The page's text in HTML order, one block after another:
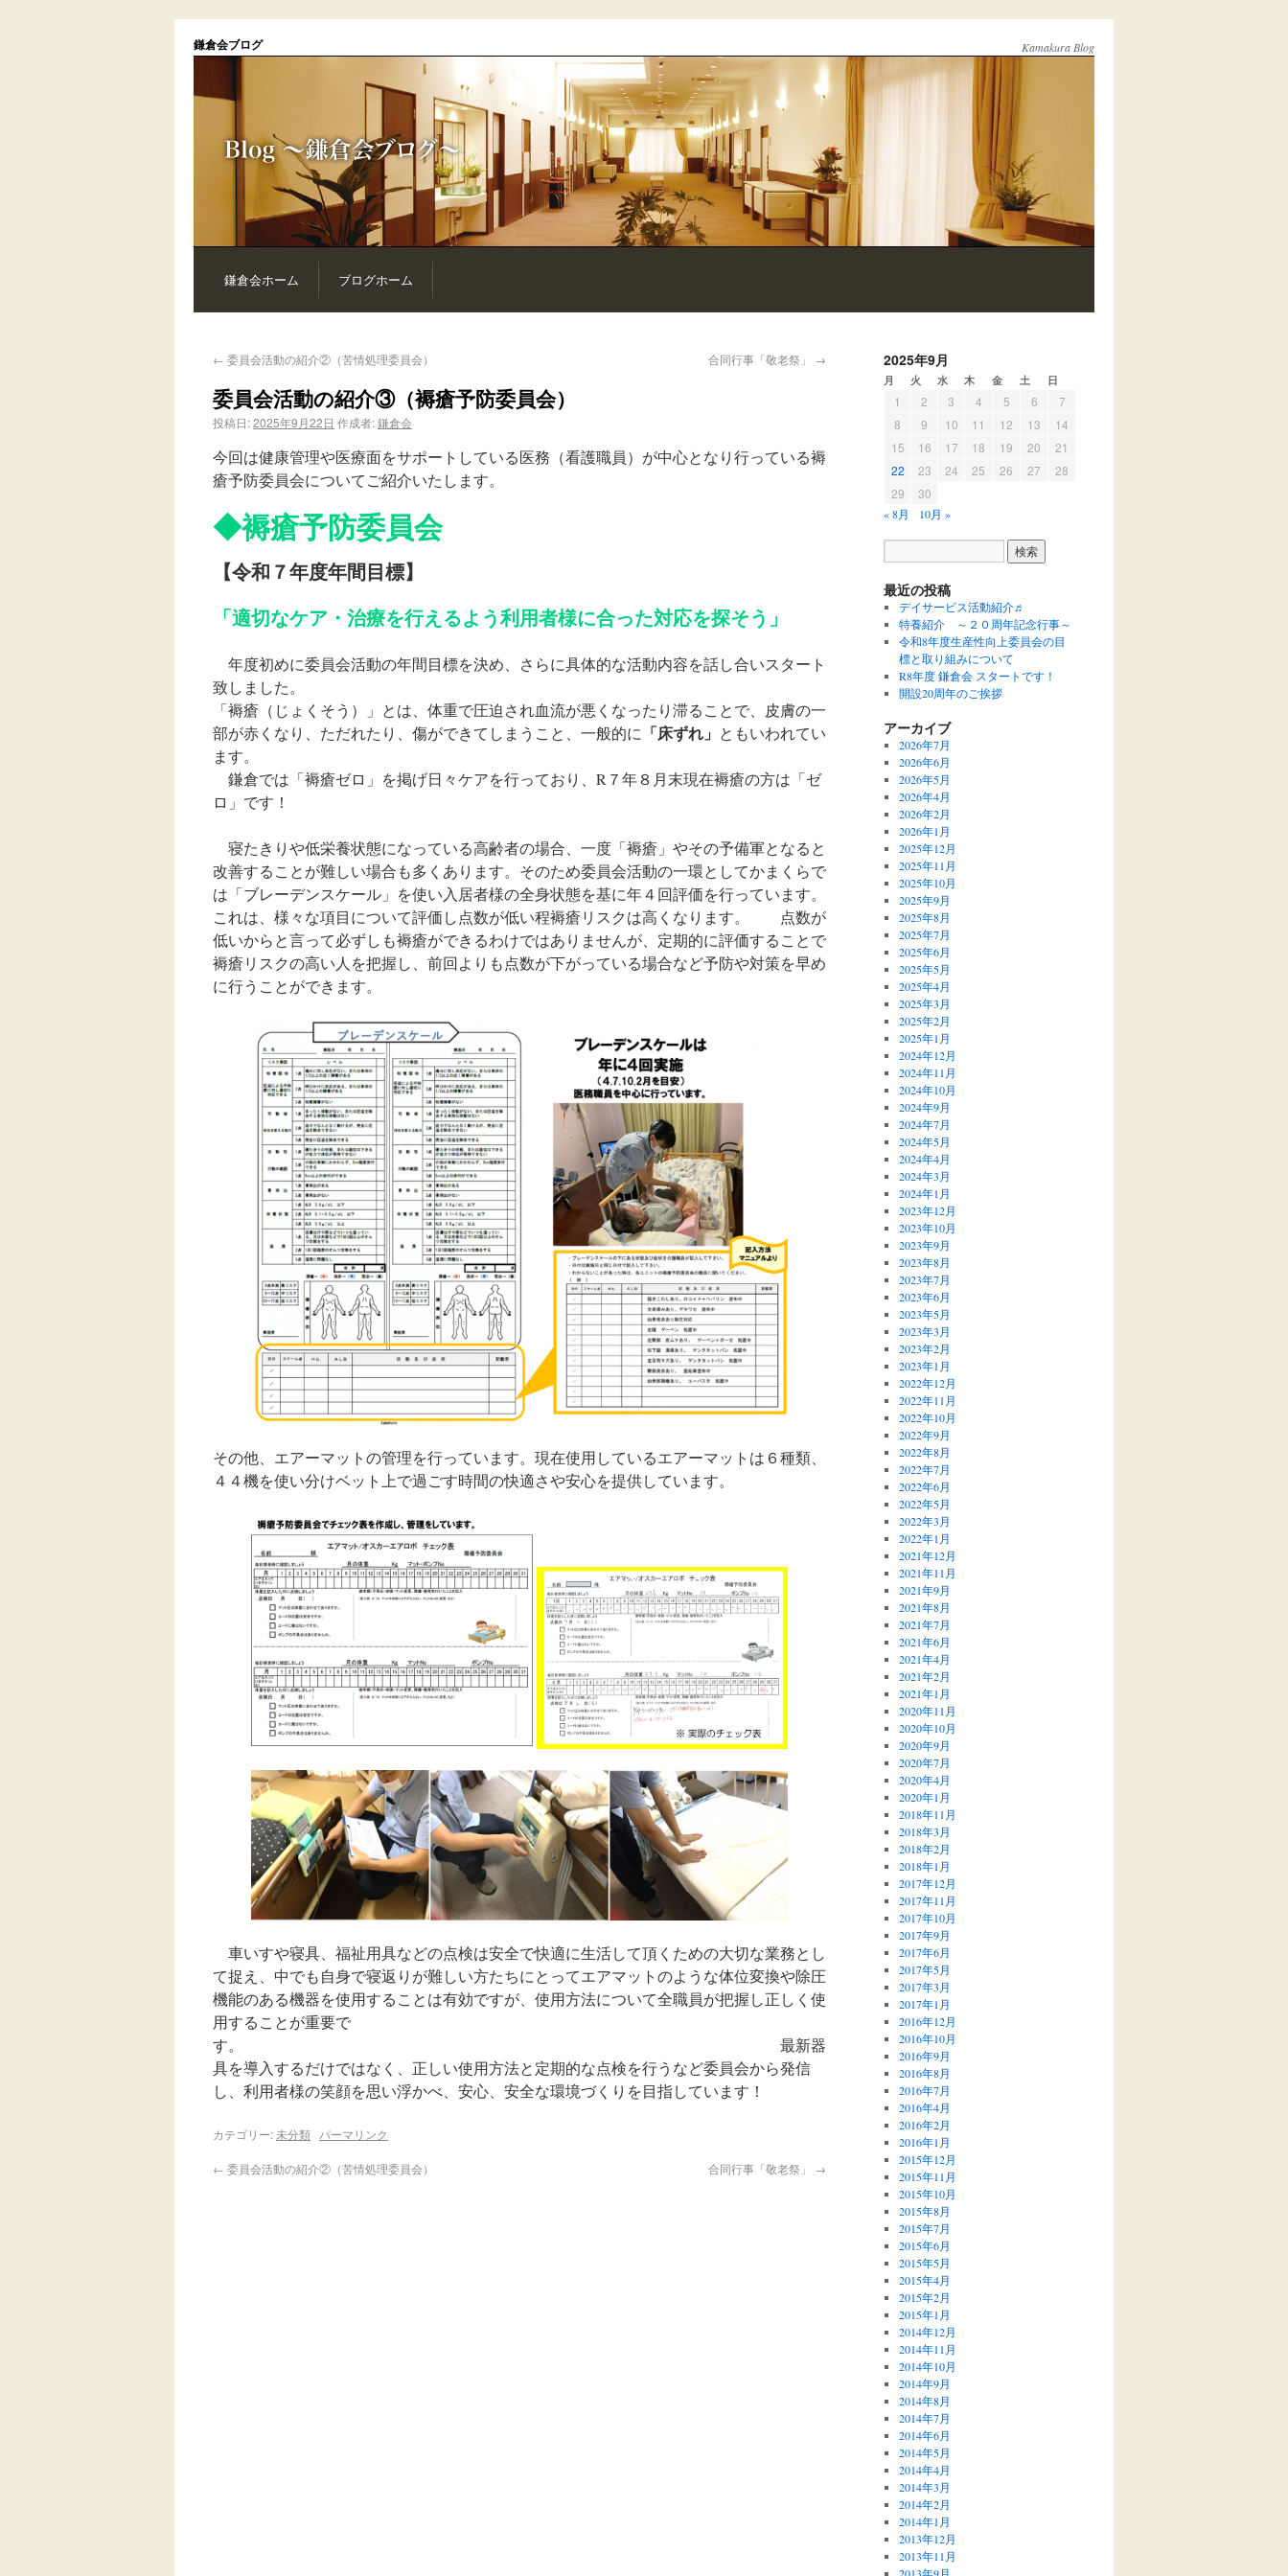
鎌倉会ブログ Kamakura Blog
鎌倉会ホーム ブログホーム
← 委員会活動の紹介②（苦情処理委員会） 合同行事「敬老祭」 →
委員会活動の紹介③（褥瘡予防委員会）
投稿日:2025年9月22日 作成者:鎌倉会
今回は健康管理や医療面をサポートしている医務（看護職員）が中心となり行っている褥
瘡予防委員会についてご紹介いたします。
◆褥瘡予防委員会
【令和７年度年間目標】
「適切なケア・治療を行えるよう利用者様に合った対応を探そう」
年度初めに委員会活動の年間目標を決め、さらに具体的な活動内容を話し合いスタート
致しました。
「褥瘡（じょくそう）」とは、体重で圧迫され血流が悪くなったり滞ることで、皮膚の一
部が赤くなり、ただれたり、傷ができてしまうこと、一般的に 「床ずれ」 ともいわれてい
ます。
鎌倉では「褥瘡ゼロ」を掲げ日々ケアを行っており、R７年８月末現在褥瘡の方は「ゼ
ロ」です！
寝たきりや低栄養状態になっている高齢者の場合、一度「褥瘡」やその予備軍となると
改善することが難しい場合も多くあります。そのため委員会活動の一環としてかまくらで
は「ブレーデンスケール」を使い入居者様の全身状態を基に年４回評価を行っています。
これは、様々な項目について評価し点数が低い程褥瘡リスクは高くなります。 点数が
低いからと言って必ずしも褥瘡ができるわけではありませんが、定期的に評価することで
褥瘡リスクの高い人を把握し、前回よりも点数が下がっている場合など予防や対策を早め
に行うことができます。
その他、エアーマットの管理を行っています。現在使用しているエアーマットは６種類、
４４機を使い分けベット上で過ごす時間の快適さや安心を提供しています。
車いすや寝具、福祉用具などの点検は安全で快適に生活して頂くための大切な業務とし
て捉え、中でも自身で寝返りが難しい方たちにとってエアマットのような体位変換や除圧
機能のある機器を使用することは有効ですが、使用方法について全職員が把握し正しく使
用することが重要で
す。 最新器
具を導入するだけではなく、正しい使用方法と定期的な点検を行うなど委員会から発信
し、利用者様の笑顔を思い浮かべ、安心、安全な環境づくりを目指しています！
カテゴリー:未分類 パーマリンク
← 委員会活動の紹介②（苦情処理委員会） 合同行事「敬老祭」 →
2025年9月
月 火 水 木 金 土 日
1 2 3 4 5 6
7
8
9 10 11 12 13
14
15
16 17 18 19 20
21
22
23 24 25 26 27
28
29
30
« 8月 10月 »
最近の投稿
デイサービス活動紹介♬
特養紹介 ～２０周年記念行事～
令和8年度生産性向上委員会の目
標と取り組みについて
R8年度 鎌倉会 スタートです！
開設20周年のご挨拶
アーカイブ
2026年7月
2026年6月
2026年5月
2026年4月
2026年2月
2026年1月
2025年12月
2025年11月
2025年10月
2025年9月
2025年8月
2025年7月
2025年6月
2025年5月
2025年4月
2025年3月
2025年2月
2025年1月
2024年12月
2024年11月
2024年10月
2024年9月
2024年7月
2024年5月
2024年4月
2024年3月
2024年1月
2023年12月
2023年10月
2023年9月
2023年8月
2023年7月
2023年6月
2023年5月
2023年3月
2023年2月
2023年1月
2022年12月
2022年11月
2022年10月
2022年9月
2022年8月
2022年7月
2022年6月
2022年5月
2022年3月
2022年1月
2021年12月
2021年11月
2021年9月
2021年8月
2021年7月
2021年6月
2021年4月
2021年2月
2021年1月
2020年11月
2020年10月
2020年9月
2020年7月
2020年4月
2020年1月
2018年11月
2018年3月
2018年2月
2018年1月
2017年12月
2017年11月
2017年10月
2017年9月
2017年6月
2017年5月
2017年3月
2017年1月
2016年12月
2016年10月
2016年9月
2016年8月
2016年7月
2016年4月
2016年2月
2016年1月
2015年12月
2015年11月
2015年10月
2015年8月
2015年7月
2015年6月
2015年5月
2015年4月
2015年2月
2015年1月
2014年12月
2014年11月
2014年10月
2014年9月
2014年8月
2014年7月
2014年6月
2014年5月
2014年4月
2014年3月
2014年2月
2014年1月
2013年12月
2013年11月